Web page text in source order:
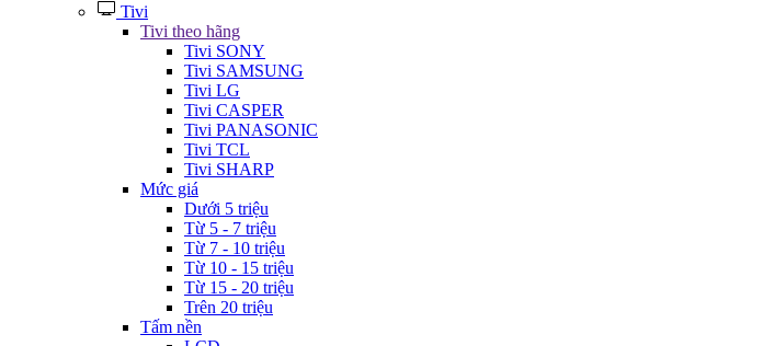
Tivi
Tivi theo hãng
Tivi SONY
Tivi SAMSUNG
Tivi LG
Tivi CASPER
Tivi PANASONIC
Tivi TCL
Tivi SHARP
Mức giá
Dưới 5 triệu
Từ 5 - 7 triệu
Từ 7 - 10 triệu
Từ 10 - 15 triệu
Từ 15 - 20 triệu
Trên 20 triệu
Tấm nền